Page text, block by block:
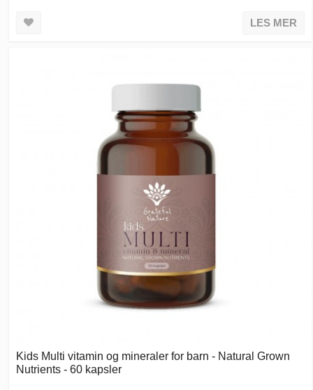
LES MER
Kids Multi vitamin og mineraler for barn - Natural Grown
Nutrients - 60 kapsler